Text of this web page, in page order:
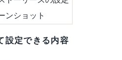
設定できる内容